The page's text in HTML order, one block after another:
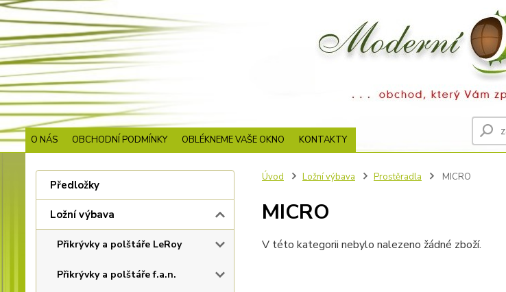
O NÁS OBCHODNÍ PODMÍNKY OBLÉKNEME VAŠE OKNO KONTAKTY
Předložky
Ložní výbava
Přikrývky a polštáře LeRoy
Přikrývky a polštáře f.a.n.
Úvod Ložní výbava Prostěradla MICRO
MICRO
V této kategorii nebylo nalezeno žádné zboží.